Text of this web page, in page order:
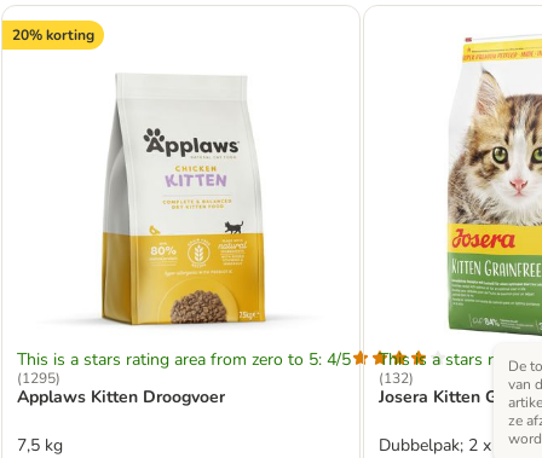
20% korting
This is a stars rating area from zero to 5: 4/5
(1295)
Applaws Kitten Droogvoer
7,5 kg
This is a stars rating
(132)
Josera Kitten
Dubbelpak; 2 x 2 kg
De
van
ze